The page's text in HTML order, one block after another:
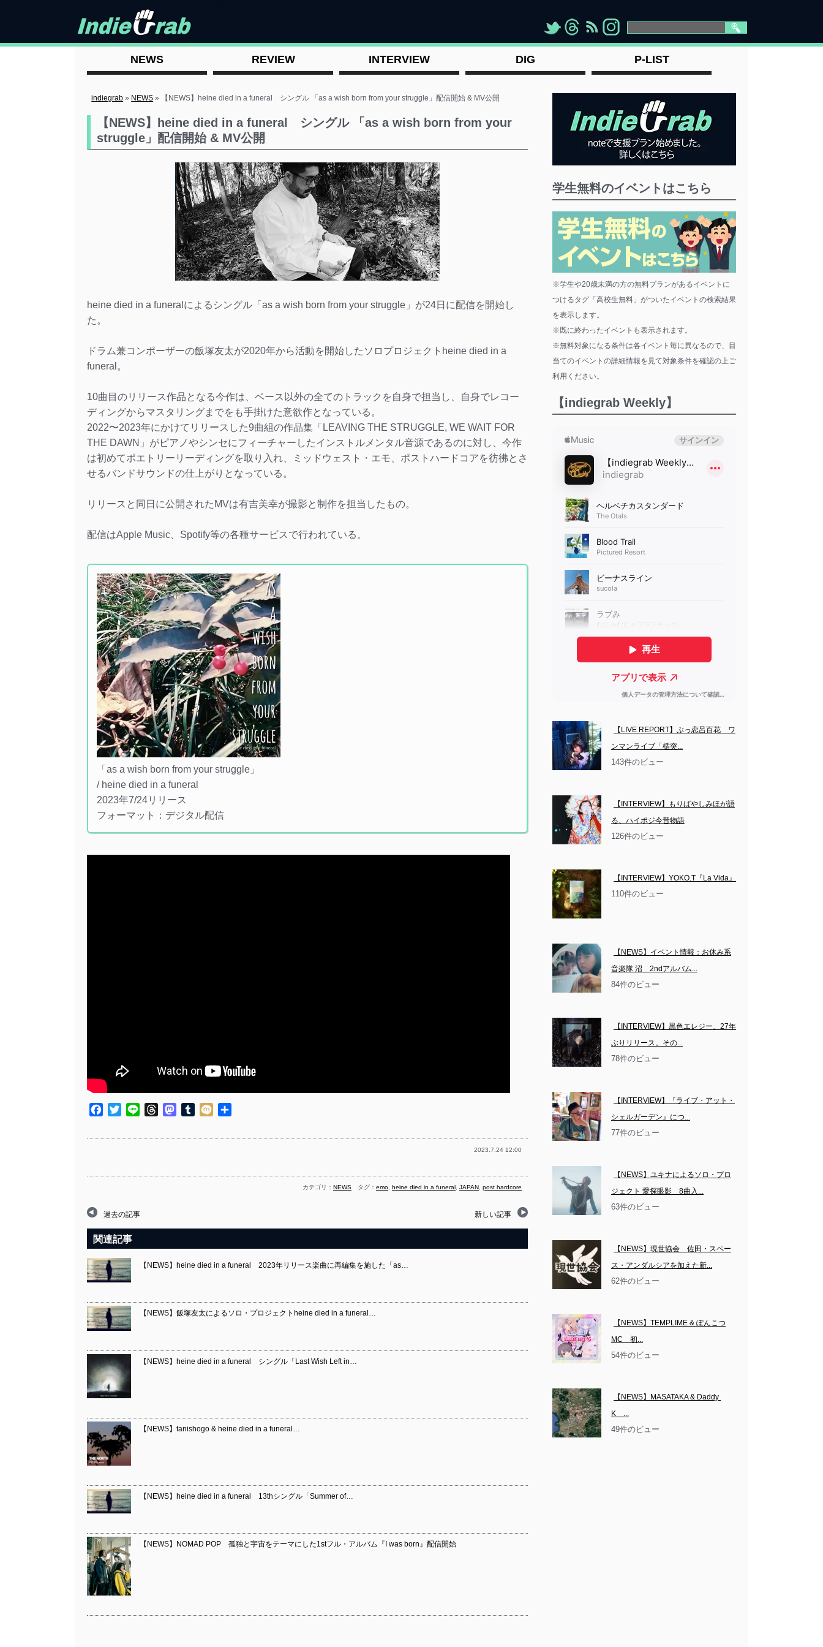
"> "> "> " >
NEWS REVIEW INTERVIEW DIG P-LIST
indiegrab » NEWS » 【NEWS】heine died in a funeral シングル 「as a wish born from your struggle」配信開始 & MV公開
【NEWS】heine died in a funeral シングル 「as a wish born from your
struggle」配信開始 & MV公開
heine died in a funeralによるシングル「as a wish born from your struggle」が24日に配信を開始し
た。
ドラム兼コンポーザーの飯塚友太が2020年から活動を開始したソロプロジェクトheine died in a
funeral。
10曲目のリリース作品となる今作は、ベース以外の全てのトラックを自身で担当し、自身でレコー
ディングからマスタリングまでをも手掛けた意欲作となっている。
2022〜2023年にかけてリリースした9曲組の作品集「LEAVING THE STRUGGLE, WE WAIT FOR
THE DAWN」がピアノやシンセにフィーチャーしたインストルメンタル音源であるのに対し、今作
は初めてポエトリーリーディングを取り入れ、ミッドウェスト・エモ、ポストハードコアを彷彿とさ
せるバンドサウンドの仕上がりとなっている。
リリースと同日に公開されたMVは有吉美幸が撮影と制作を担当したもの。
配信はApple Music、Spotify等の各種サービスで行われている。
「as a wish born from your struggle」
/ heine died in a funeral
2023年7/24リリース
フォーマット：デジタル配信
Facebook
TwitterLine ThreadsMastodon
TumblrMixi
2023.7.24 12:00
カテゴリ： NEWS タグ： emo heine died in a funeral JAPAN post hardcore
過去の記事 新しい記事
関連記事
【NEWS】heine died in a funeral 2023年リリース楽曲に再編集を施した「as…
【NEWS】飯塚友太によるソロ・プロジェクトheine died in a funeral…
【NEWS】heine died in a funeral シングル「Last Wish Left in…
【NEWS】tanishogo & heine died in a funeral…
【NEWS】heine died in a funeral 13thシングル「Summer of…
【NEWS】NOMAD POP 孤独と宇宙をテーマにした1stフル・アルバム『I was born』配信開始
学生無料のイベントはこちら
※学生や20歳未満の方の無料プランがあるイベントに
つけるタグ「高校生無料」がついたイベントの検索結果
を表示します。
※既に終わったイベントも表示されます。
※無料対象になる条件は各イベント毎に異なるので、目
当てのイベントの詳細情報を見て対象条件を確認の上ご
利用ください。
【indiegrab Weekly】
【LIVE REPORT】ぶっ恋呂百花　ワ
ンマンライブ「楯突...
143件のビュー
【INTERVIEW】もりばやしみほが語
る、ハイポジ今昔物語
126件のビュー
【INTERVIEW】YOKO.T『La Vida』
110件のビュー
【NEWS】イベント情報：お休み系
音楽隊 沼　2ndアルバム...
84件のビュー
【INTERVIEW】黒色エレジー、27年
ぶりリリース。その...
78件のビュー
【INTERVIEW】『ライブ・アット・
シェルガーデン』につ...
77件のビュー
【NEWS】ユキナによるソロ・プロ
ジェクト 愛探眼影　8曲入...
63件のビュー
【NEWS】現世協会　佐田・スペー
ス・アンダルシアを加えた新...
62件のビュー
【NEWS】TEMPLIME & ぽんこつ
MC　初...
54件のビュー
【NEWS】MASATAKA & Daddy
K　...
49件のビュー